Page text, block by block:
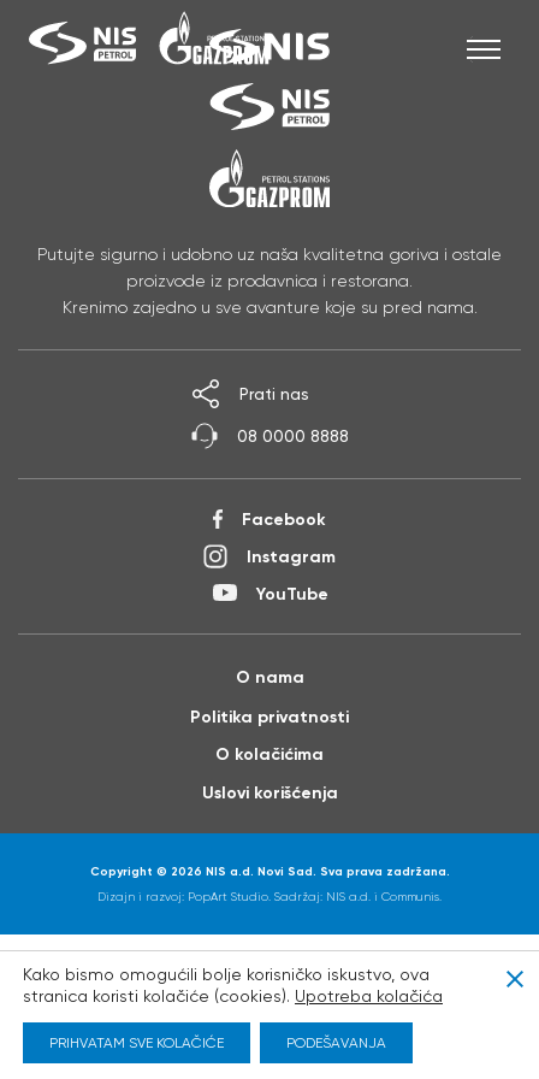
content
Putujte sigurno i udobno uz naša kvalitetna goriva i ostale
proizvode iz prodavnica i restorana.
Krenimo zajedno u sve avanture koje su pred nama.
Facebook
Instagram
YouTube
Prati nas
08 0000 8888
O nama
Politika privatnosti
O kolačićima
Uslovi korišćenja
Copyright © 2026 NIS a.d. Novi Sad. Sva prava zadržana.
Dizajn i razvoj: PopArt Studio . Sadržaj: NIS a.d. i Communis
Kako bismo omogućili bolje korisničko iskustvo, ova
stranica koristi kolačiće (cookies). Upotreba kolačića
PRIHVATAM SVE KOLAČIĆE PODEŠAVANJA